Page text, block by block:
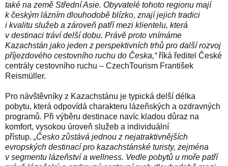
také na země Střední Asie. Obyvatelé tohoto regionu mají
k českým lázním dlouhodobě blízko, znají jejich tradici
i kvalitu služeb a zároveň patří mezi klientelu, která
v destinaci tráví delší dobu. Právě proto vnímáme
Kazachstán jako jeden z perspektivních trhů pro další rozvoj
příjezdového cestovního ruchu do Česka,“říká ředitel České
centrály cestovního ruchu – CzechTourism František
Reismüller.
Pro návštěvníky z Kazachstánu je typická delší délka
pobytu, která odpovídá charakteru lázeňských a ozdravných
programů. Při výběru destinace navíc kladou důraz na
komfort, vysokou úroveň služeb a individuální
přístup. „Česko zůstává jednou z nejatraktiv­nějších
evropských destinací pro kazachstánské turisty, zejména
v segmentu lázeňství a wellness. Vedle pobytů u moře patří